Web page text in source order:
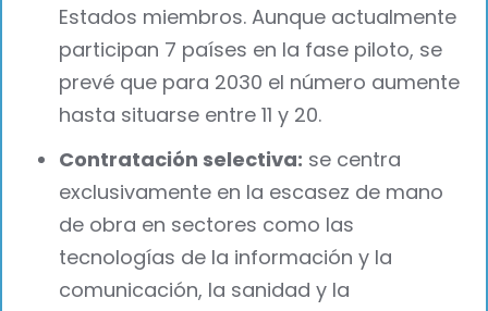
Estados miembros. Aunque actualmente
participan 7 países en la fase piloto, se
prevé que para 2030 el número aumente
hasta situarse entre 11 y 20.
Contratación selectiva: se centra
exclusivamente en la escasez de mano
de obra en sectores como las
tecnologías de la información y la
comunicación, la sanidad y la